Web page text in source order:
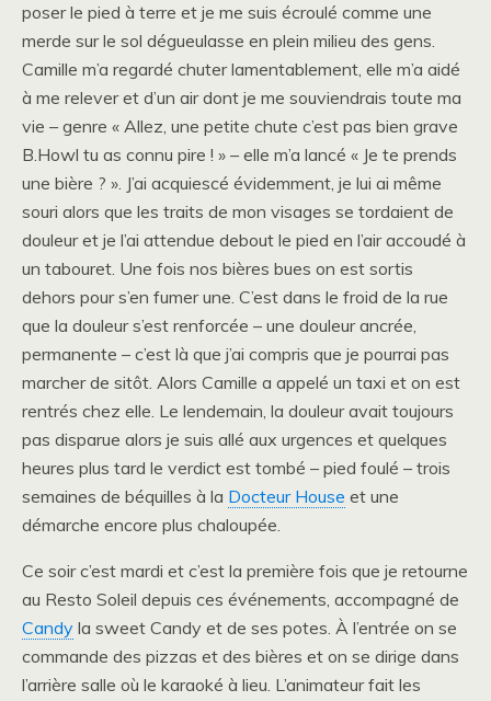
poser le pied à terre et je me suis écroulé comme une
merde sur le sol dégueulasse en plein milieu des gens.
Camille m’a regardé chuter lamentablement, elle m’a aidé
à me relever et d’un air dont je me souviendrais toute ma
vie – genre « Allez, une petite chute c’est pas bien grave
B.Howl tu as connu pire ! » – elle m’a lancé « Je te prends
une bière ? ». J’ai acquiescé évidemment, je lui ai même
souri alors que les traits de mon visages se tordaient de
douleur et je l’ai attendue debout le pied en l’air accoudé à
un tabouret. Une fois nos bières bues on est sortis
dehors pour s’en fumer une. C’est dans le froid de la rue
que la douleur s’est renforcée – une douleur ancrée,
permanente – c’est là que j’ai compris que je pourrai pas
marcher de sitôt. Alors Camille a appelé un taxi et on est
rentrés chez elle. Le lendemain, la douleur avait toujours
pas disparue alors je suis allé aux urgences et quelques
heures plus tard le verdict est tombé – pied foulé – trois
semaines de béquilles à la Docteur House et une
démarche encore plus chaloupée.
Ce soir c’est mardi et c’est la première fois que je retourne
au Resto Soleil depuis ces événements, accompagné de
Candy la sweet Candy et de ses potes. À l’entrée on se
commande des pizzas et des bières et on se dirige dans
l’arrière salle où le karaoké à lieu. L’animateur fait les